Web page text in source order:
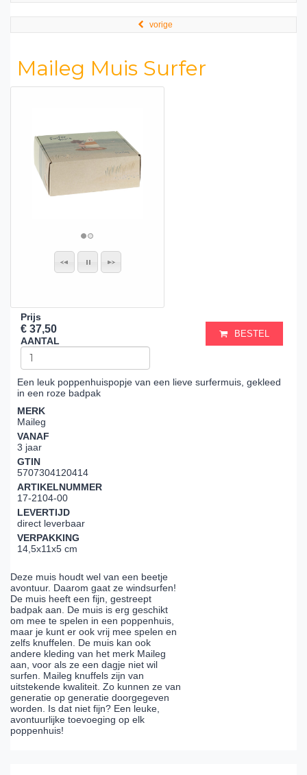
vorige
Maileg Muis Surfer
Prijs
€ 37,50
AANTAL
BESTEL
Een leuk poppenhuispopje van een lieve surfermuis, gekleed
in een roze badpak
MERK
Maileg
VANAF
3 jaar
GTIN
5707304120414
ARTIKELNUMMER
17-2104-00
LEVERTIJD
direct leverbaar
VERPAKKING
14,5x11x5 cm
Deze muis houdt wel van een beetje
avontuur. Daarom gaat ze windsurfen!
De muis heeft een fijn, gestreept
badpak aan. De muis is erg geschikt
om mee te spelen in een poppenhuis,
maar je kunt er ook vrij mee spelen en
zelfs knuffelen. De muis kan ook
andere kleding van het merk Maileg
aan, voor als ze een dagje niet wil
surfen. Maileg knuffels zijn van
uitstekende kwaliteit. Zo kunnen ze van
generatie op generatie doorgegeven
worden. Is dat niet fijn? Een leuke,
avontuurlijke toevoeging op elk
poppenhuis!